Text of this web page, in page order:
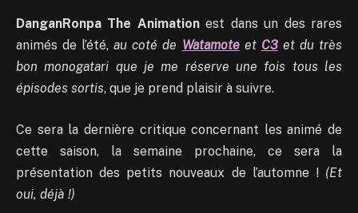
DanganRonpa The Animationest dans un des rares
animés de l’été,au coté de Watamoteet C3et du très
bon monogatari que je me réserve une fois tous les
épisodes sortis, que je prend plaisir à suivre.
Ce sera la dernière critique concernant les animé de
cette saison, la semaine prochaine, ce sera la
présentation des petits nouveaux de l’automne ! (Et
oui, déjà !)